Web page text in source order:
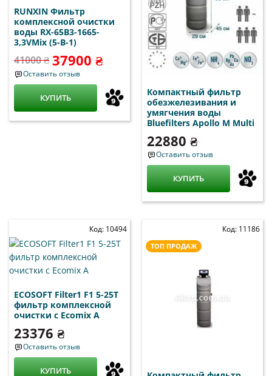
RUNXIN Фильтр
комплексной очистки
воды RX-65B3-1665-
3,3VMix (5-В-1)
41000 ₴ 37900 ₴
Оставить отзыв
КУПИТЬ
Компактный фильтр
обезжелезивания и
умягчения воды
Bluefilters Apollo M Multi
22880 ₴
Оставить отзыв
КУПИТЬ
Код: 10494
ECOSOFT Filter1 F1 5-25T
фильтр комплексной
очистки с Ecomix A
23376 ₴
Оставить отзыв
КУПИТЬ
Код: 11186
ТОП ПРОДАЖ